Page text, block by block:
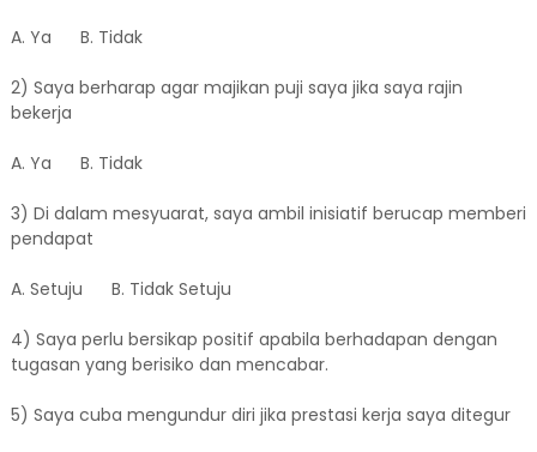
A. Ya B. Tidak
2) Saya berharap agar majikan puji saya jika saya rajin
bekerja
A. Ya B. Tidak
3) Di dalam mesyuarat, saya ambil inisiatif berucap memberi
pendapat
A. Setuju B. Tidak Setuju
4) Saya perlu bersikap positif apabila berhadapan dengan
tugasan yang berisiko dan mencabar.
5) Saya cuba mengundur diri jika prestasi kerja saya ditegur